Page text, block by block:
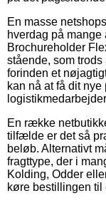
En masse
hverdag på mange
Brochureholder
stående, som
forinden et
kan nå at få dit
En række
tilfælde er det så
beløb. Alternativt
fragttype, der i
Kolding, Odder
køre bestillingen til